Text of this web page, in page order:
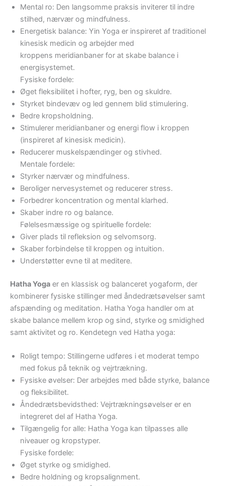
Mental ro: Den langsomme praksis inviterer til indre
stilhed, nærvær og mindfulness.
Energetisk balance: Yin Yoga er inspireret af traditionel
kinesisk medicin og arbejder med
kroppens meridianbaner for at skabe balance i
energisystemet.
Fysiske fordele:
Øget fleksibilitet i hofter, ryg, ben og skuldre.
Styrket bindevæv og led gennem blid stimulering.
Bedre kropsholdning.
Stimulerer meridianbaner og energi flow i kroppen
(inspireret af kinesisk medicin).
Reducerer muskelspændinger og stivhed.
Mentale fordele:
Styrker nærvær og mindfulness.
Beroliger nervesystemet og reducerer stress.
Forbedrer koncentration og mental klarhed.
Skaber indre ro og balance.
Følelsesmæssige og spirituelle fordele:
Giver plads til refleksion og selvomsorg.
Skaber forbindelse til kroppen og intuition.
Understøtter evne til at meditere.
Hatha Yoga er en klassisk og balanceret yogaform, der
kombinerer fysiske stillinger med åndedrætsøvelser samt
afspænding og meditation. Hatha Yoga handler om at
skabe balance mellem krop og sind, styrke og smidighed
samt aktivitet og ro. Kendetegn ved Hatha yoga:
Roligt tempo: Stillingerne udføres i et moderat tempo
med fokus på teknik og vejrtrækning.
Fysiske øvelser: Der arbejdes med både styrke, balance
og fleksibilitet.
Åndedrætsbevidsthed: Vejrtrækningsøvelser er en
integreret del af Hatha Yoga.
Tilgængelig for alle: Hatha Yoga kan tilpasses alle
niveauer og kropstyper.
Fysiske fordele:
Øget styrke og smidighed.
Bedre holdning og kropsalignment.